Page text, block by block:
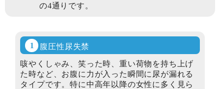
の4通りです。
腹圧性尿失禁
咳やくしゃみ、笑った時、重い荷物を持ち上げ
た時など、お腹に力が入った瞬間に尿が漏れる
タイプです。特に中高年以降の女性に多く見ら